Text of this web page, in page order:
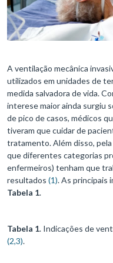
A ventilação mecânica
utilizados em unidades de
medida salvadora de vida.
interese maior ainda surgiu
de pico de casos, médicos
tiveram que cuidar de
tratamento. Além disso,
que diferentes categorias
enfermeiros) tenham que
resultados (1). As principais
Tabela 1.
Tabela 1. Indicações de
(2,3).